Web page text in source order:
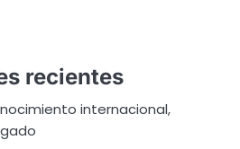
recientes
internacional,